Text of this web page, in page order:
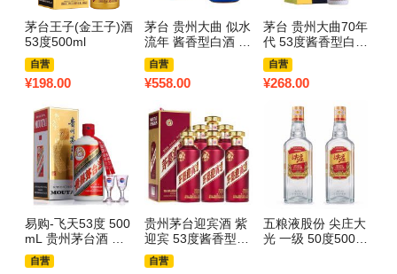
茅台王子(金王子)酒
53度500ml
自营
¥198.00
茅台 贵州大曲 似水
流年 酱香型白酒 53
度 1.5L 单坛装
自营
¥558.00
茅台 贵州大曲70年
代 53度酱香型白酒
500ml单瓶
自营
¥268.00
易购-飞天53度 500
mL 贵州茅台酒 单
瓶
自营
贵州茅台迎宾酒 紫
迎宾 53度酱香型白
酒 500ml*6瓶 整箱
自营
五粮液股份 尖庄大
光 一级 50度500ml